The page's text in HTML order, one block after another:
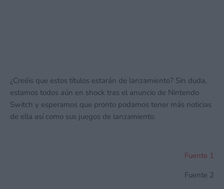
¿Creéis que estos títulos estarán de lanzamiento? Sin duda,
estamos todos aún en shock tras el anuncio de Nintendo
Switch y esperamos que pronto podamos tener más noticias
de ella así como sus juegos de lanzamiento.
Fuente 1
Fuente 2